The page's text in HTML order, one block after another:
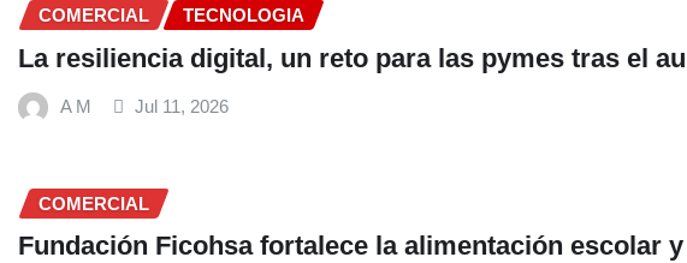
COMERCIAL TECNOLOGIA
La resiliencia digital, un reto para las pymes tras el
A M Jul 11, 2026
COMERCIAL
Fundación Ficohsa fortalece la alimentación escolar